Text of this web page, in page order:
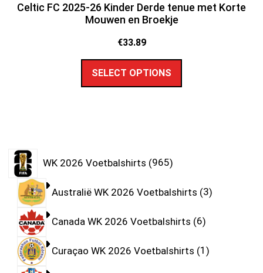
Celtic FC 2025-26 Kinder Derde tenue met Korte
Mouwen en Broekje
€33.89
SELECT OPTIONS
WK 2026 Voetbalshirts 965
Australië WK 2026 Voetbalshirts 3
Canada WK 2026 Voetbalshirts 6
Curaçao WK 2026 Voetbalshirts 1